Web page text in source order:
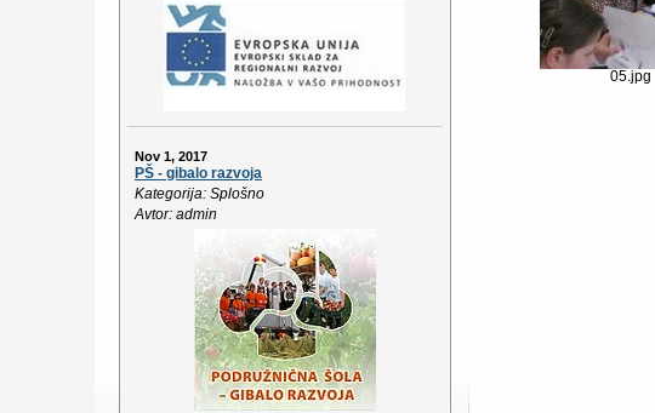
Nov 1, 2017
PŠ - gibalo razvoja
Kategorija: Splošno
Avtor: admin
05.jpg